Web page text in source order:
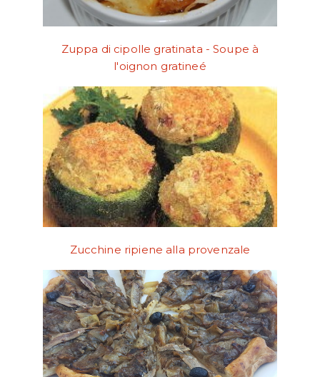
Zuppa di cipolle gratinata - Soupe à
l'oignon gratineé
Zucchine ripiene alla provenzale